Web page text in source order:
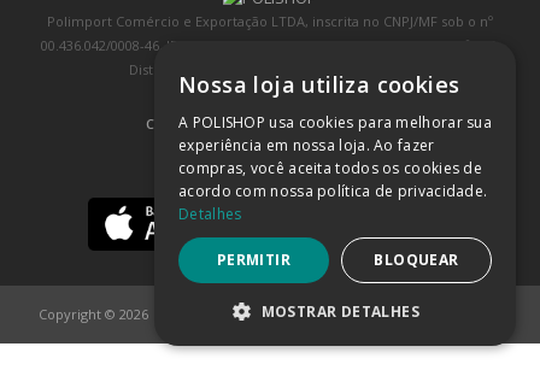
Polimport Comércio e Exportação LTDA, inscrita no CNPJ/MF sob o nº
00.436.042/0008-46, IE 407.458.707.103, com sede na Rua Kanebo, nº 175,
Distrito Industrial, Jundiaí/SP, CEP: 13213-090
COMPRA 100% SEGURA (SAIBA MAIS)
BAIXE NOSSO APP
Copyright © 2026
Nossa loja utiliza cookies
A POLISHOP usa cookies para melhorar sua
experiência em nossa loja. Ao fazer
compras, você aceita todos os cookies de
acordo com nossa política de privacidade.
Detalhes
PERMITIR BLOQUEAR
MOSTRAR DETALHES
ESTRITAMENTE NECESSÁRIOS